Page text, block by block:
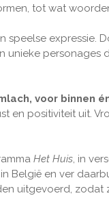
tot wat
speelse expressie.
unieke personages
voor binnen
en positiviteit uit.
Het Huis, in
België en ver
uitgevoerd, zodat